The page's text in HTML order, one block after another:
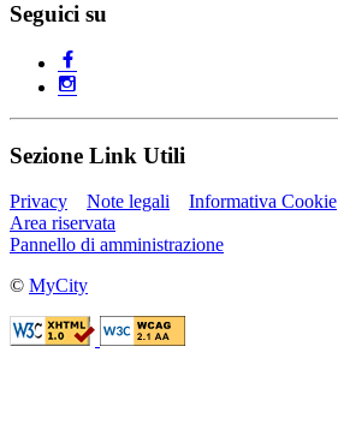
Seguici su
Sezione Link Utili
Privacy Note legali
Informativa Cookie
Area riservata
Pannello di amministrazione
© MyCity